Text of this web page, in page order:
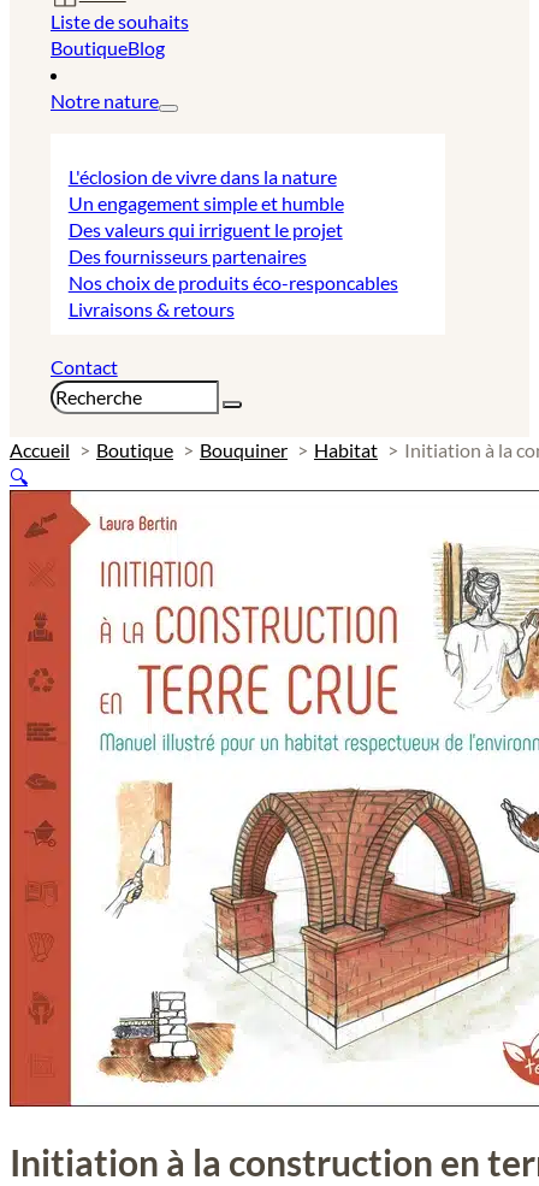
Liste de souhaits
BoutiqueBlog
Notre nature
L'éclosion de vivre dans la nature
Un engagement simple et humble
Des valeurs qui irriguent le projet
Des fournisseurs partenaires
Nos choix de produits éco-responcables
Livraisons & retours
Contact
Rechercher
Accueil Boutique Bouquiner Habitat
Initiation à la
🔍
Initiation à la construction en